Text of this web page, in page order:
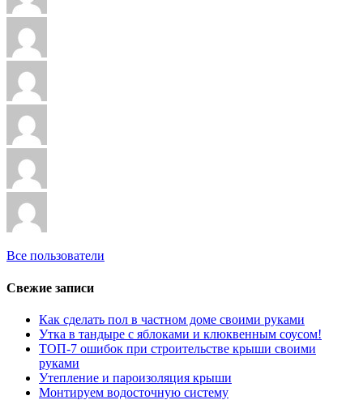
Все пользователи
Свежие записи
Как сделать пол в частном доме своими руками
Утка в тандыре с яблоками и клюквенным соусом!
ТОП-7 ошибок при строительстве крыши своими
руками
Утепление и пароизоляция крыши
Монтируем водосточную систему